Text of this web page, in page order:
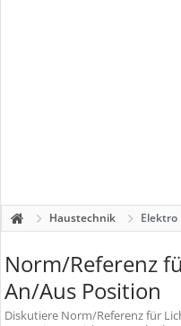
Haustechnik Elektro
Norm/Referenz
An/Aus Position
Diskutiere Norm/Referenz für